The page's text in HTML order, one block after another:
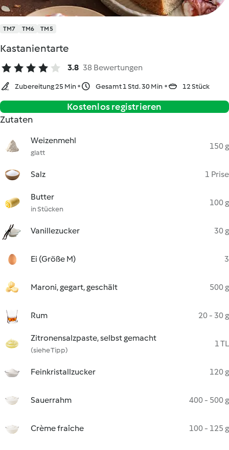
TM7 TM6 TM5
Kastanientarte
3.8 38 Bewertungen
Zubereitung 25 Min Gesamt 1 Std. 30 Min 12 Stück
Kostenlos registrieren
Zutaten
Weizenmehl
glatt
150 g
Salz 1 Prise
Butter
in Stücken
100 g
Vanillezucker 30 g
Ei (Größe M) 3
Maroni, gegart, geschält 500 g
Rum 20 - 30 g
Zitronensalzpaste, selbst gemacht
(siehe Tipp)
1 TL
Feinkristallzucker 120 g
Sauerrahm 400 - 500 g
Crème fraîche 100 - 125 g